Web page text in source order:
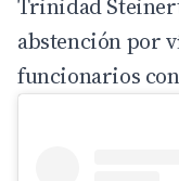
Trinidad
abstención por
funcionarios